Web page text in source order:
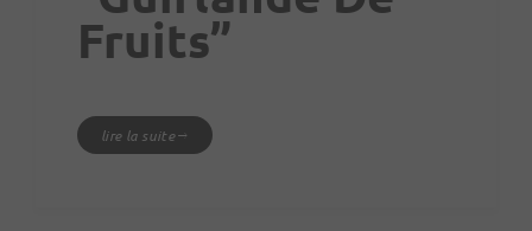
Fruits”
lire la suite